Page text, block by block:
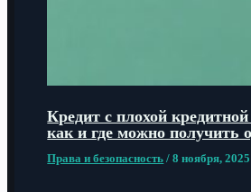
Кредит с плохой
как и где можно получить
Права и безопасность /8 ноября, 2025